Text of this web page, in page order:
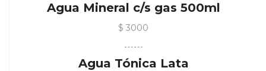
Agua Mineral c/s gas 500ml
$ 3000
Agua Tónica Lata